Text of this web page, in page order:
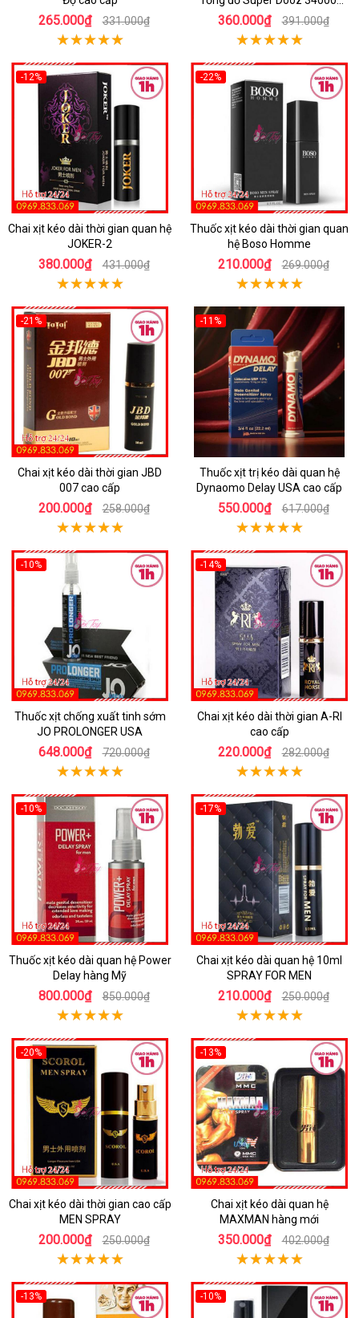
265.000₫ 331.000₫
Spray
360.000₫ 391.000₫
-12%
Chai xịt kéo dài thời gian quan hệ
JOKER-2
380.000₫ 431.000₫
-22%
Thuốc xịt kéo dài thời gian quan
hệ Boso Homme
210.000₫ 269.000₫
-21%
Chai xịt kéo dài thời gian JBD
007 cao cấp
200.000₫ 258.000₫
-11%
Thuốc xịt trị kéo dài quan hệ
Dynaomo Delay USA cao cấp
550.000₫ 617.000₫
-10%
Thuốc xịt chống xuất tinh sớm
JO PROLONGER USA
648.000₫ 720.000₫
-14%
Chai xịt kéo dài thời gian A-RI
cao cấp
220.000₫ 282.000₫
-10%
Thuốc xịt kéo dài quan hệ Power
Delay hàng Mỹ
800.000₫ 850.000₫
-17%
Chai xịt kéo dài quan hệ 10ml
SPRAY FOR MEN
210.000₫ 250.000₫
-20%
Chai xịt kéo dài thời gian cao cấp
MEN SPRAY
200.000₫ 250.000₫
-13%
Chai xịt kéo dài quan hệ
MAXMAN hàng mới
350.000₫ 402.000₫
-13% -10%